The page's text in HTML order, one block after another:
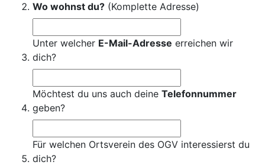
Wo wohnst du? (Komplette Adresse)
Unter welcher E-Mail-Adresse erreichen wir
dich?
Möchtest du uns auch deine Telefonnummer
geben?
Für welchen Ortsverein des OGV interessierst du
dich?